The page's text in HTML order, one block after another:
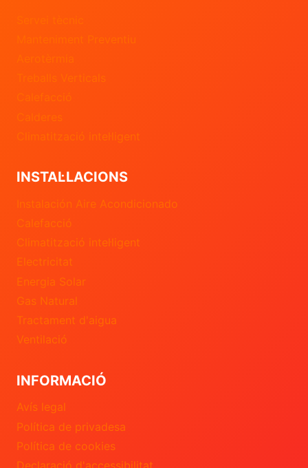
Manteniment Preventiu
Treballs Verticals
Calefacció
Calderes
Climatització intel·ligent
INSTAL·LACIONS
Instalación Aire Acondicionado
Calefacció
Climatització intel·ligent
Electricitat
Energia Solar
Gas Natural
Tractament d'aigua
Ventilació
INFORMACIÓ
Avís legal
Política de privadesa
Política de cookies
Declaració d'accessibilitat